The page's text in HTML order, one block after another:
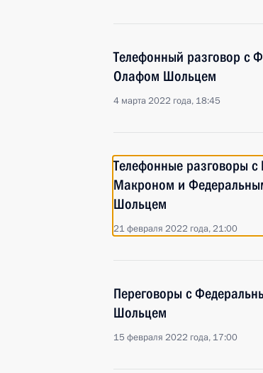
Телефонный разговор с
Олафом Шольцем
4 марта 2022 года, 18:45
Телефонные разговоры
Макроном и
Шольцем
21 февраля 2022 года, 21:00
Переговоры с
Шольцем
15 февраля 2022 года, 17:00